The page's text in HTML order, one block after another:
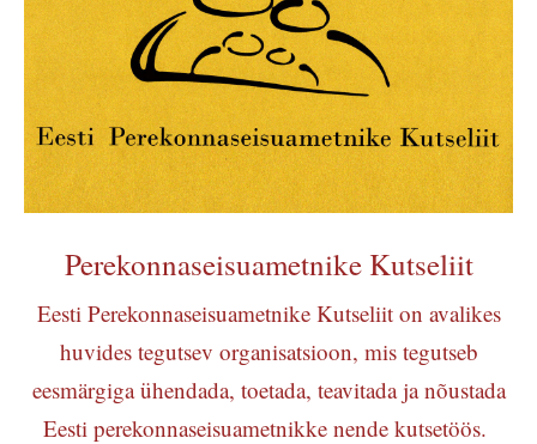
Perekonnaseisuametnike Kutseliit
Eesti Perekonnaseisuametnike Kutseliit on avalikes
huvides tegutsev organisatsioon, mis tegutseb
eesmärgiga ühendada, toetada, teavitada ja nõustada
Eesti perekonnaseisuametnikke nende kutsetöös.